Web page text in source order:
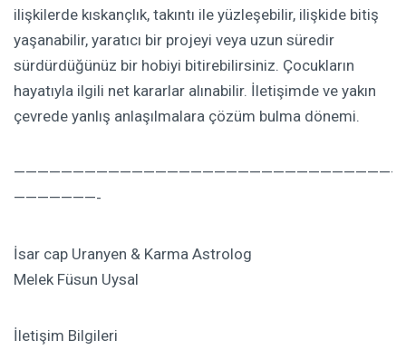
ilişkilerde kıskançlık, takıntı ile yüzleşebilir, ilişkide bitiş
yaşanabilir, yaratıcı bir projeyi veya uzun süredir
sürdürdüğünüz bir hobiyi bitirebilirsiniz. Çocukların
hayatıyla ilgili net kararlar alınabilir. İletişimde ve yakın
çevrede yanlış anlaşılmalara çözüm bulma dönemi.
———————-
İsar cap Uranyen & Karma Astrolog
Melek Füsun Uysal
İletişim Bilgileri